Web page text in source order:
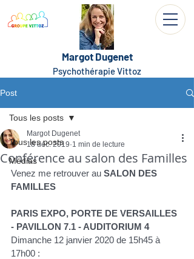
Margot Dugenet
Psychothérapie Vittoz
Post
Tous les posts
Médias
Tous les posts
Conférence au salon des Familles
Margot Dugenet
18 déc. 2019 1 min de lecture
Venez me retrouver au SALON DES
FAMILLES
PARIS EXPO, PORTE DE VERSAILLES
- PAVILLON 7.1 - AUDITORIUM 4
Dimanche 12 janvier 2020 de 15h45 à
17h00 :